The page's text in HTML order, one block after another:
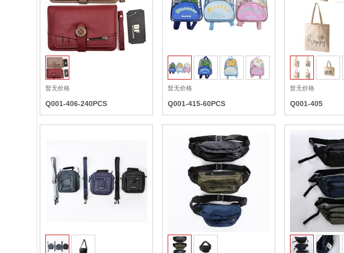
暂无价格
Q001-406-240PCS
收藏
暂无价格
Q001-415-60PCS
暂无价格
Q001-405
收藏 收藏